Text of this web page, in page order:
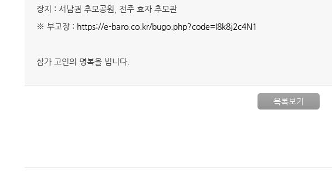
장지 : 서남권 추모공원, 전주 효자 추모관
※ 부고장 : https://e-baro.co.kr/bugo.php?code=I8k8j2c4N1
삼가 고인의 명복을 빕니다.
목록보기